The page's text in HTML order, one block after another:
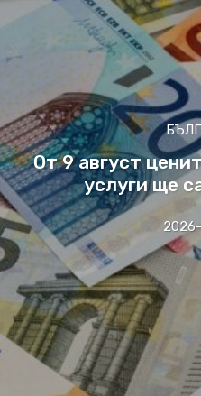
От 9 август
услуги ще